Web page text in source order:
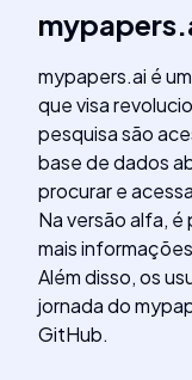
mypapers.ai é
que visa
pesquisa são
base de dados
procurar e
Na versão alfa, é
mais
Além disso, os
jornada do
GitHub.